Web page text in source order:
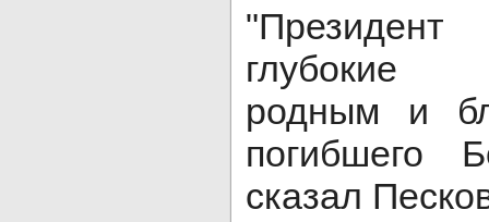
глубокие
родным и
погибшего
сказал